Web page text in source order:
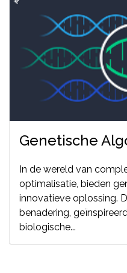
Genetische
In de wereld van
optimalisatie, bieden
innovatieve oplossing.
benadering,
biologische...